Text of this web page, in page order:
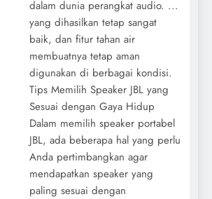
dalam dunia perangkat audio. ...
yang dihasilkan tetap sangat
baik, dan fitur tahan air
membuatnya tetap aman
digunakan di berbagai kondisi.
Tips Memilih Speaker JBL yang
Sesuai dengan Gaya Hidup
Dalam memilih speaker portabel
JBL, ada beberapa hal yang perlu
Anda pertimbangkan agar
mendapatkan speaker yang
paling sesuai dengan